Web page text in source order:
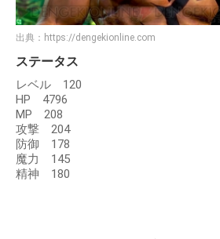
出典： https://dengekionline.com
ステータス
レベル 120
HP 4796
MP 208
攻撃 204
防御 178
魔力 145
精神 180